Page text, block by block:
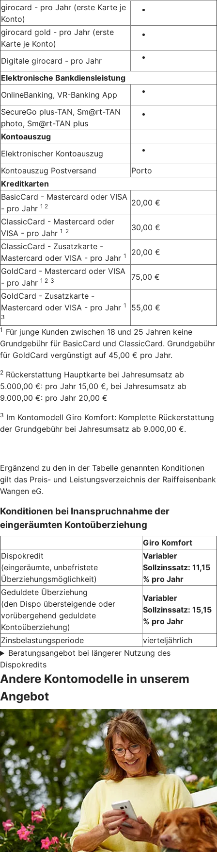
girocard - pro Jahr (erste Karte je
Konto)
girocard gold - pro Jahr (erste
Karte je Konto)
Digitale girocard - pro Jahr
Elektronische Bankdiensleistung
OnlineBanking, VR-Banking App
SecureGo plus-TAN, Sm@rt-TAN
photo, Sm@rt-TAN plus
Kontoauszug
Elektronischer Kontoauszug
Kontoauszug Postversand
Porto
Kreditkarten
BasicCard - Mastercard oder VISA
- pro Jahr 1 2
20,00 €
ClassicCard - Mastercard oder
VISA - pro Jahr 1 2
30,00 €
ClassicCard - Zusatzkarte -
Mastercard oder VISA - pro Jahr 1
20,00 €
GoldCard - Mastercard oder VISA
- pro Jahr 1 2 3
75,00 €
GoldCard - Zusatzkarte -
Mastercard oder VISA - pro Jahr 1
3
55,00 €
1 Für junge Kunden zwischen 18 und 25 Jahren keine
Grundgebühr für BasicCard und ClassicCard. Grundgebühr
für GoldCard vergünstigt auf 45,00 € pro Jahr.
2 Rückerstattung Hauptkarte bei Jahresumsatz ab
5.000,00 €: pro Jahr 15,00 €, bei Jahresumsatz ab
9.000,00 €: pro Jahr 20,00 €
3 Im Kontomodell Giro Komfort: Komplette Rückerstattung
der Grundgebühr bei Jahresumsatz ab 9.000,00 €.
Ergänzend zu den in der Tabelle genannten Konditionen
gilt das Preis- und Leistungsverzeichnis der Raiffeisenbank
Wangen eG.
Konditionen bei Inanspruchnahme der
eingeräumten Kontoüberziehung
Giro Komfort
Dispokredit
(eingeräumte, unbefristete
Überziehungsmöglichkeit)
Variabler
Sollzinssatz: 11,15
% pro Jahr
Geduldete Überziehung
(den Dispo übersteigende oder
vorübergehend geduldete
Kontoüberziehung)
Variabler
Sollzinssatz: 15,15
% pro Jahr
Zinsbelastungsperiode
vierteljährlich
Beratungsangebot bei längerer Nutzung des
Dispokredits
Andere Kontomodelle in unserem
Angebot